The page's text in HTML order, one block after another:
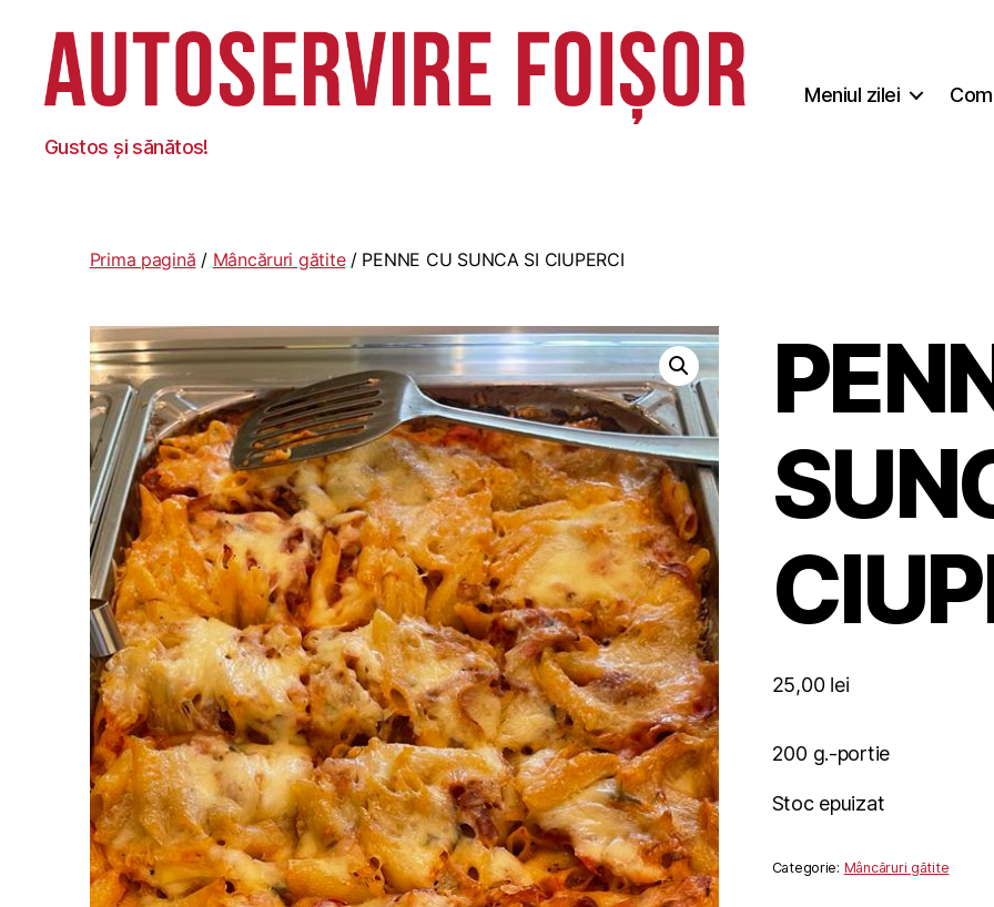
Autoservire
Foisor
Gustos și sănătos!
Meniul zilei
Prima pagină / Mâncăruri gătite/ PENNE CU SUNCA SI CIUPERCI
25,00 lei
200 g.-portie
Stoc epuizat
Categorie: Mâncăruri gătite